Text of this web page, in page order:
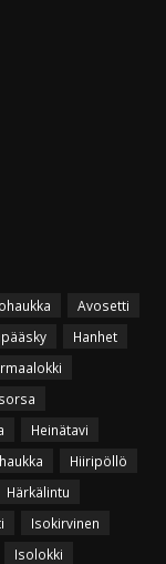
Avosetti
Hanhet
Heinätavi
Hiiripöllö
Härkälintu
Isokirvinen
Isolokki